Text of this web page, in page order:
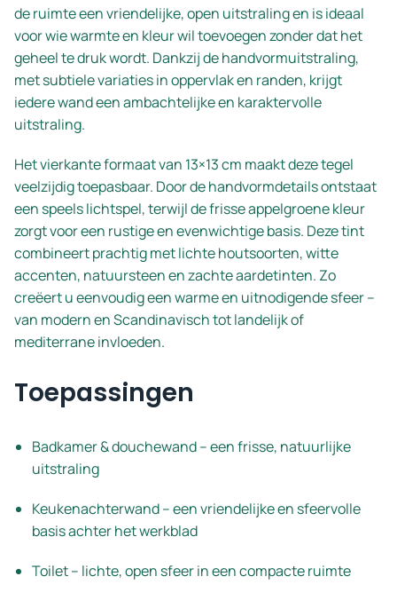
de ruimte een vriendelijke, open uitstraling en is ideaal
voor wie warmte en kleur wil toevoegen zonder dat het
geheel te druk wordt. Dankzij de handvormuitstraling,
met subtiele variaties in oppervlak en randen, krijgt
iedere wand een ambachtelijke en karaktervolle
uitstraling.
Het vierkante formaat van 13×13 cm maakt deze tegel
veelzijdig toepasbaar. Door de handvormdetails ontstaat
een speels lichtspel, terwijl de frisse appelgroene kleur
zorgt voor een rustige en evenwichtige basis. Deze tint
combineert prachtig met lichte houtsoorten, witte
accenten, natuursteen en zachte aardetinten. Zo
creëert u eenvoudig een warme en uitnodigende sfeer –
van modern en Scandinavisch tot landelijk of
mediterrane invloeden.
Toepassingen
Badkamer & douchewand – een frisse, natuurlijke
uitstraling
Keukenachterwand – een vriendelijke en sfeervolle
basis achter het werkblad
Toilet – lichte, open sfeer in een compacte ruimte